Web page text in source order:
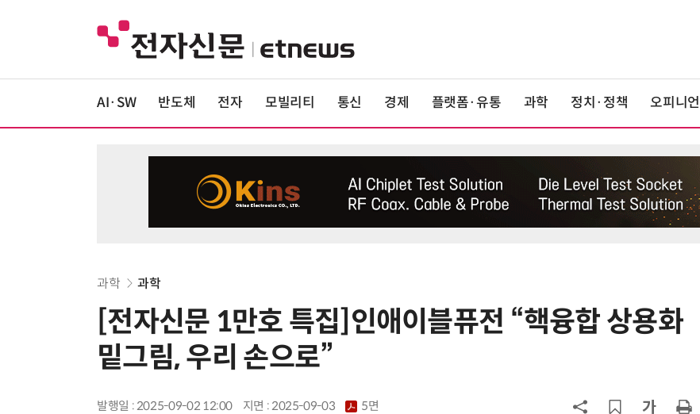
AI·SW 반도체 전자 모빌리티 통신 경제 플랫폼·유통 과학 정치·정책 오피니언
과학 과학
[전자신문 1만호 특집]인애이블퓨전 “핵융합 상용화
밑그림, 우리 손으로”
발행일 : 2025-09-02 12:00 지면 :2025-09-03 5면
6
[K-과학인재 고등학생 캠프] 반도체
빛 신호 한 번에 읽는 '광반도체 BCI